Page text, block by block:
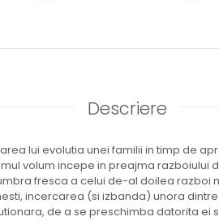
Descriere
lui evolutia unei familii in timp de
volum incepe in preajma razboiului
fresca a celui de-al doilea razboi
incercarea (si izbanda) unora
de a se preschimba datorita ei